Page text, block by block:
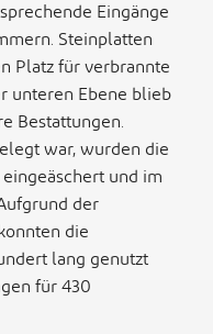
Eingänge
Steinplatten
Platz für verbrannte
unteren Ebene blieb
Bestattungen.
war, wurden die
und im
der
die
lang genutzt
für 430